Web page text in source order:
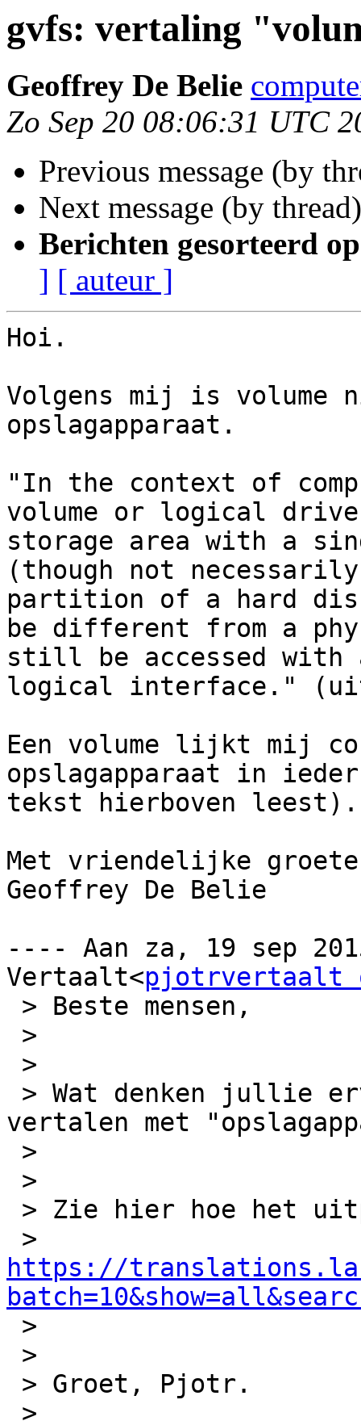
gvfs: vertaling
Geoffrey De Belie
Zo Sep 20 08:06:31 UTC
Previous message (by
Next message (by
Berichten gesorteerd
] [ auteur ]
Hoi.
Volgens mij is volume
opslagapparaat.
"In the context of
volume or logical
storage area with a
(though not
partition of a hard
be different from a
still be accessed with
logical interface."
Een volume lijkt mij
opslagapparaat in
tekst hierboven leest).
Met vriendelijke
Geoffrey De Belie
---- Aan za, 19 sep
Vertaalt<pjotrvertaalt
vertalen met
https://